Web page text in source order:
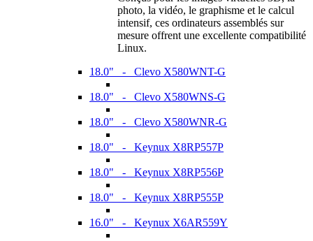
photo, la vidéo, le graphisme et le calcul
intensif, ces ordinateurs assemblés sur
mesure offrent une excellente compatibilité
Linux.
18.0" - Clevo X580WNT-G
18.0" - Clevo X580WNS-G
18.0" - Clevo X580WNR-G
18.0" - Keynux X8RP557P
18.0" - Keynux X8RP556P
18.0" - Keynux X8RP555P
16.0" - Keynux X6AR559Y